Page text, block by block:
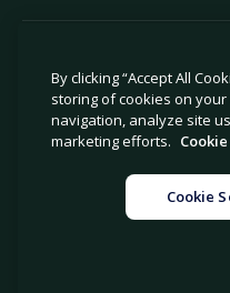
© 2026 Avetta, LLC All rights
개인정보 보호 정책
개인 정보 판매 또는 공유 금지
By clicking “Accept All
storing of cookies on
navigation, analyze site
marketing efforts.
Cookie